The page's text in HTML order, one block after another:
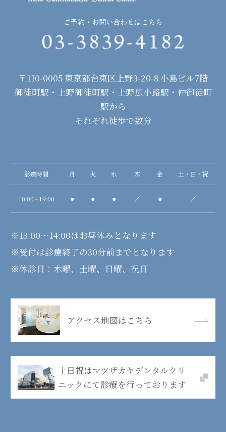
ご予約・お問い合わせはこちら
〒110-0005 東京都台東区上野3-20-8 小島ビル7階
御徒町駅・上野御徒町駅・上野広小路駅・仲御徒町
駅から
それぞれ徒歩で数分
診療時間 月 火 水 木 金 土・日・祝
10:00 - 19:00 ● ● ● ／ ● ／
※13:00～14:00はお昼休みとなります
※受付は診療終了の30分前までとなります
※休診日：木曜、土曜、日曜、祝日
アクセス地図はこちら
土日祝はマツザカヤデンタルクリ
ニックにて診療を行っております